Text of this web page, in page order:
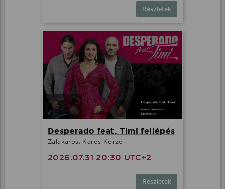
Részletek
Desperado feat. Timi fellépés
Zalakaros, Karos Korzó
2026.07.31 20:30 UTC+2
Részletek